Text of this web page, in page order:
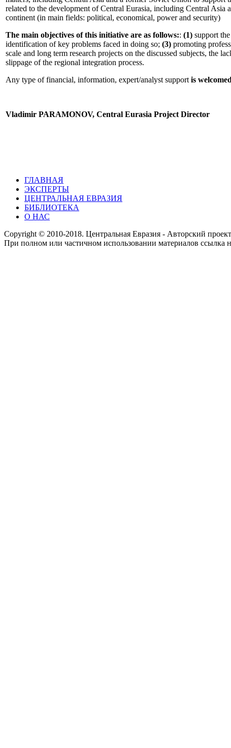
related to the development of Central Eurasia, including Central
continent (in main fields: political, economical, power and security)
The main objectives of this initiative are as follows:: (1) support
identification of key problems faced in doing so; (3) promoting
scale and long term research projects on the discussed subjects, the
slippage of the regional integration process.
Any type of financial, information, expert/analyst support is
Vladimir PARAMONOV, Central Eurasia Project Director
ГЛАВНАЯ
ЭКСПЕРТЫ
ЦЕНТРАЛЬНАЯ ЕВРАЗИЯ
БИБЛИОТЕКА
О НАС
Copyright © 2010-2018. Центральная Евразия - Авторский
При полном или частичном использовании материалов ссылка